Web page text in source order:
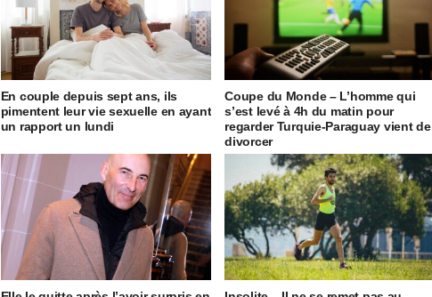
En couple depuis sept ans, ils
pimentent leur vie sexuelle en ayant
un rapport un lundi
Coupe du Monde – L’homme qui
s’est levé à 4h du matin pour
regarder Turquie-Paraguay vient de
divorcer